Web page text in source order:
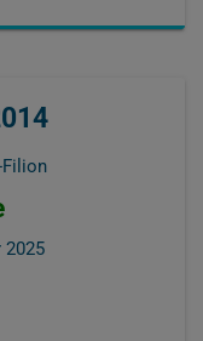
Filion
2025